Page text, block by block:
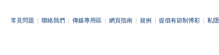
常見問題 聯絡我們 傳媒專用區 網頁指南 規例 提倡有節制博彩 私